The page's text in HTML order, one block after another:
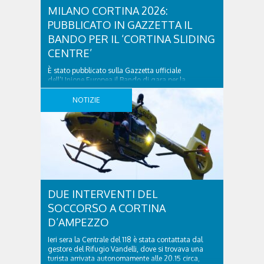
MILANO CORTINA 2026:
PUBBLICATO IN GAZZETTA IL
BANDO PER IL ‘CORTINA SLIDING
CENTRE’
È stato pubblicato sulla Gazzetta ufficiale
dell’Unione Europea il Bando di gara per la
realizzazione del lotto 2 del ‘Cortina Sliding Centre’.
Lo comunica il Commissario straordinario ing.
Luigivalerio Sant’Andrea per il tramite di SIMICO, la
Società Infrastrutture Milano Cortina 2026 spa. Si
tratta dei lavori di riqualificazione della pista
Eugenio Monti di Cortina d’Ampezzo, ..
NOTIZIE
DUE INTERVENTI DEL
SOCCORSO A CORTINA
D’AMPEZZO
Ieri sera la Centrale del 118 è stata contattata dal
gestore del Rifugio Vandelli, dove si trovava una
turista arrivata autonomamente alle 20.15 circa,